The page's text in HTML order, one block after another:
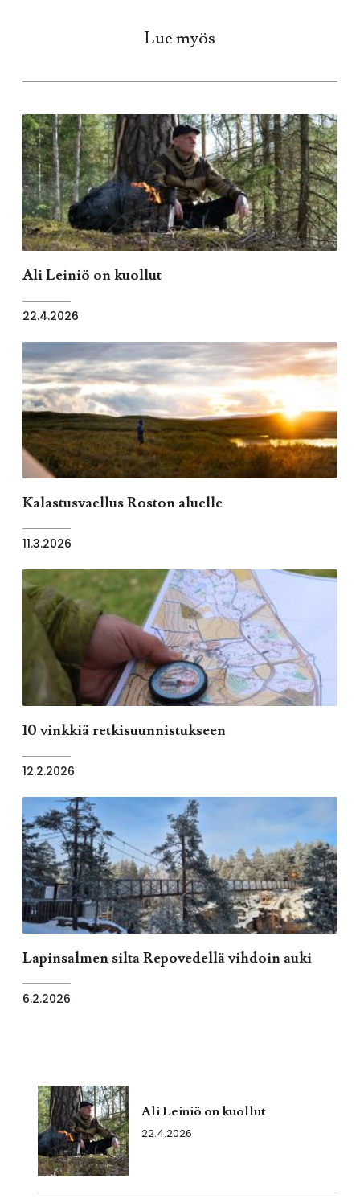
Lue myös
Ali Leiniö on kuollut
22.4.2026
Kalastusvaellus Roston aluelle
11.3.2026
10 vinkkiä retkisuunnistukseen
12.2.2026
Lapinsalmen silta Repovedellä vihdoin auki
6.2.2026
Ali Leiniö on kuollut
22.4.2026